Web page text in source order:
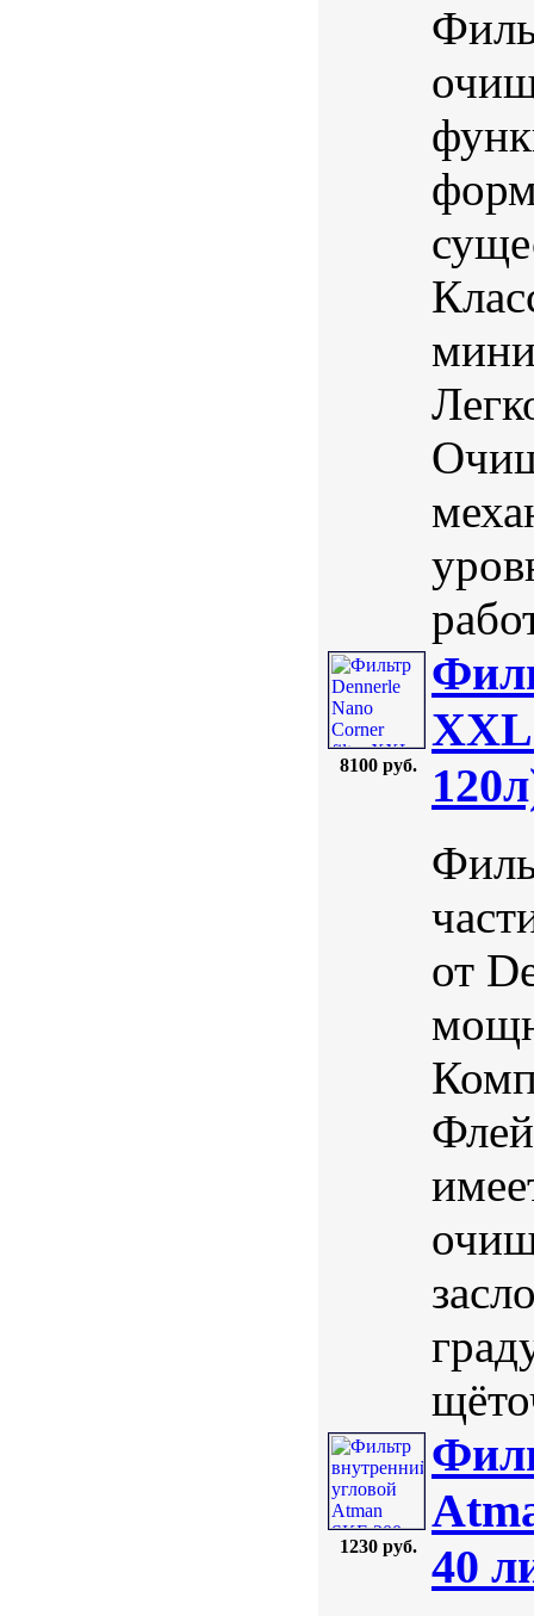
8100 руб.
XXL
от
1230 руб.
40